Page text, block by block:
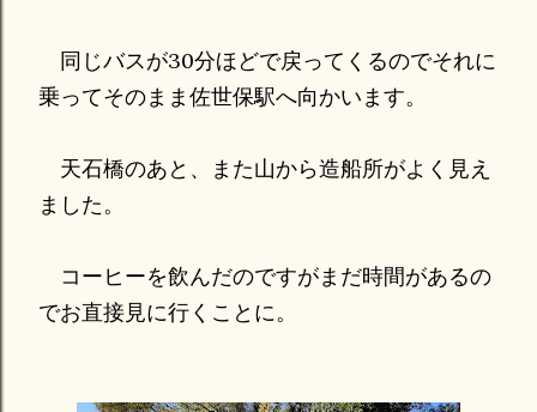
同じバスが30分ほどで戻ってくるのでそれに
乗ってそのまま佐世保駅へ向かいます。
天石橋のあと、また山から造船所がよく見え
ました。
コーヒーを飲んだのですがまだ時間があるの
でお直接見に行くことに。